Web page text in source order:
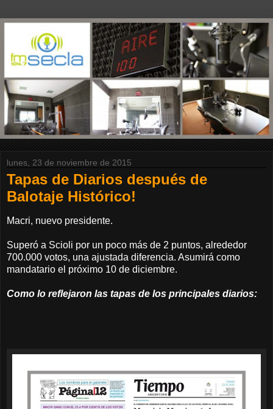
lunes, 23 de noviembre de 2015
Tapas de Diarios después de
Balotaje Histórico!
Macri, nuevo presidente.
Superó a Scioli por un poco más de 2 puntos, alrededor
700.000 votos, una ajustada diferencia. Asumirá como
mandatario el próximo 10 de diciembre.
Como lo reflejaron las tapas de los principales diarios: